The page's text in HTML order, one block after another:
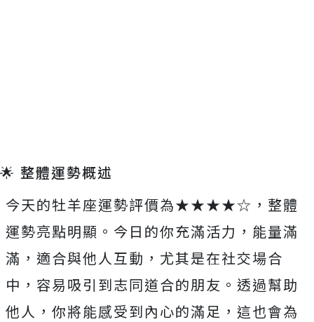
🌟 整體運勢概述
今天的牡羊座運勢評價為★★★★☆，整體
運勢亮點明顯。今日的你充滿活力，能量滿
滿，適合與他人互動，尤其是在社交場合
中，容易吸引到志同道合的朋友。透過幫助
他人，你將能感受到內心的滿足，這也會為